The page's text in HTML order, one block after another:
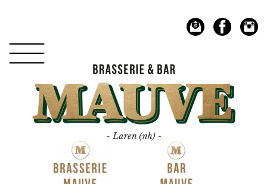
hoofdnavigatie
hoofd
inhoud
Mauve